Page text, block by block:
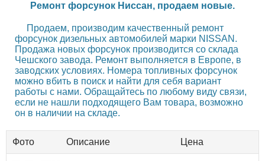
Ремонт форсунок Ниссан, продаем новые.
Продаем, производим качественный ремонт
форсунок дизельных автомобилей марки NISSAN.
Продажа новых форсунок производится со склада
Чешского завода. Ремонт выполняется в Европе, в
заводских условиях. Номера топливных форсунок
можно вбить в поиск и найти для себя вариант
работы с нами. Обращайтесь по любому виду связи,
если не нашли подходящего Вам товара, возможно
он в наличии на складе.
Фото Описание Цена